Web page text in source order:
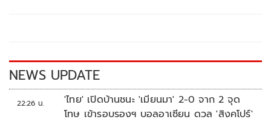
k k
NEWS UPDATE
22:26 น.
'ไทย' เปิดบ้านชนะ 'เมียนมา' 2-0 จาก 2 จุด
โทษ เข้ารอบรองฯ บอลอาเซียน ดวล 'สิงคโปร์'